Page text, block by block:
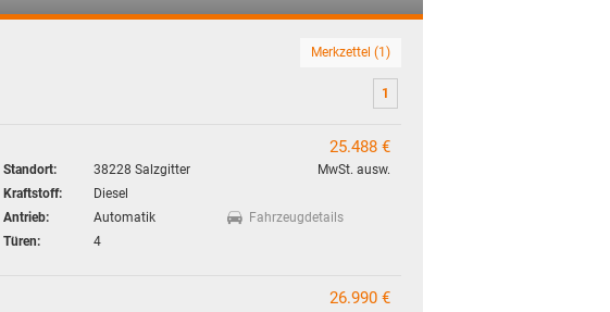
Merkzettel (1)
1
Standort:
38228 Salzgitter
Kraftstoff:
Diesel
Antrieb:
Automatik
Türen:
4
25.488 €
MwSt. ausw.
Fahrzeugdetails
26.990 €